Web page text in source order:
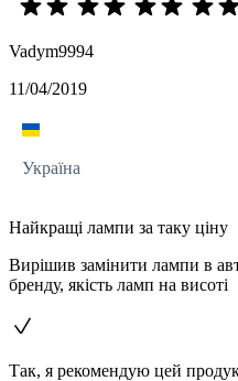
Vadym9994
11/04/2019
Україна
Найкращі лампи за таку ціну
Вирішив замінити лампи в
бренду, якість ламп на висоті
Так, я рекомендую цей